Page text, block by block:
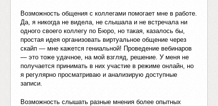
Возможность общения с коллегами помогает мне в работе.
Да, я никогда не видела, не слышала и не встречала ни
одного своего коллегу по Бюро, но такая, казалось бы,
простая идея организовать виртуальное общение через
скайп — мне кажется гениальной! Проведение вебинаров
— это тоже удачное, на мой взгляд, решение. У меня не
получается принимать в них участие в режиме онлайн, но
я регулярно просматриваю и анализирую доступные
записи.
Возможность слышать разные мнения более опытных